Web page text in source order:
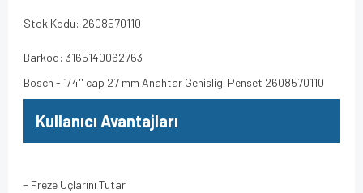
Stok Kodu: 2608570110
Barkod: 3165140062763
Bosch - 1/4'' cap 27 mm Anahtar Genisligi Penset 2608570110
Kullanıcı Avantajları
- Freze Uçlarını Tutar